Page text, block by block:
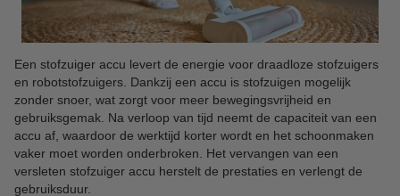
Een stofzuiger accu levert de energie voor draadloze stofzuigers
en robotstofzuigers. Dankzij een accu is stofzuigen mogelijk
zonder snoer, wat zorgt voor meer bewegingsvrijheid en
gebruiksgemak. Na verloop van tijd neemt de capaciteit van een
accu af, waardoor de werktijd korter wordt en het schoonmaken
vaker moet worden onderbroken. Het vervangen van een
versleten stofzuiger accu herstelt de prestaties en verlengt de
gebruiksduur.